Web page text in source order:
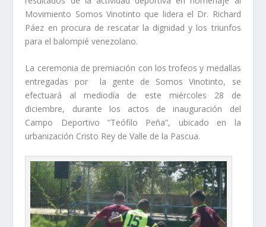
Movimiento Somos Vinotinto que lidera el Dr. Richard
Páez en procura de rescatar la dignidad y los triunfos
para el balompié venezolano.
La ceremonia de premiación con los trofeos y medallas
entregadas por la gente de Somos Vinotinto, se
efectuará al mediodía de este miércoles 28 de
diciembre, durante los actos de inauguración del
Campo Deportivo “Teófilo Peña”, ubicado en la
urbanización Cristo Rey de Valle de la Pascua.